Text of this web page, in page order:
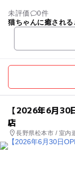
未評価
0件
猫ちゃんに癒され
【2026年6月30
店
長野県松本市 / 室内